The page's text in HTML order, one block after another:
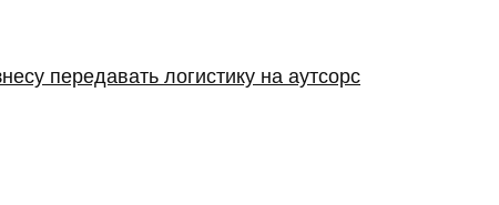
передавать логистику на аутсорс